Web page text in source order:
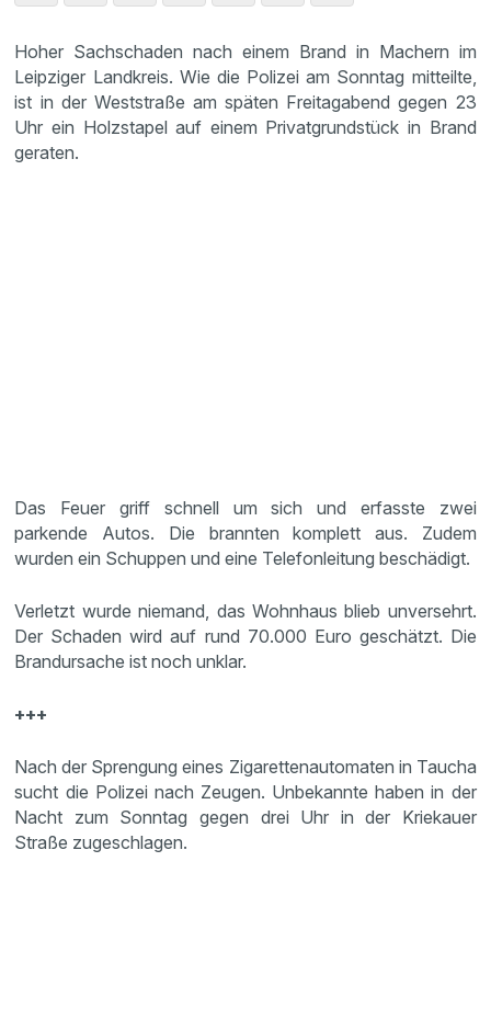
Hoher Sachschaden nach einem Brand in Machern im
Leipziger Landkreis. Wie die Polizei am Sonntag mitteilte,
ist in der Weststraße am späten Freitagabend gegen 23
Uhr ein Holzstapel auf einem Privatgrundstück in Brand
geraten.
Das Feuer griff schnell um sich und erfasste zwei
parkende Autos. Die brannten komplett aus. Zudem
wurden ein Schuppen und eine Telefonleitung beschädigt.
Verletzt wurde niemand, das Wohnhaus blieb unversehrt.
Der Schaden wird auf rund 70.000 Euro geschätzt. Die
Brandursache ist noch unklar.
+++
Nach der Sprengung eines Zigarettenautomaten in Taucha
sucht die Polizei nach Zeugen. Unbekannte haben in der
Nacht zum Sonntag gegen drei Uhr in der Kriekauer
Straße zugeschlagen.